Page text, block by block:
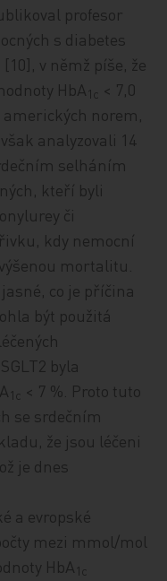
profesor
s diabetes
v němž píše, že
HbA 1c
< 7,0
norem,
analyzovali 14
selháním
kteří byli
či
kdy nemocní
mortalitu.
co je příčina
být použitá
byla
1c
< 7 %. Proto tuto
se srdečním
že jsou léčeni
je dnes
a evropské
mezi mmol/mol
HbA 1c